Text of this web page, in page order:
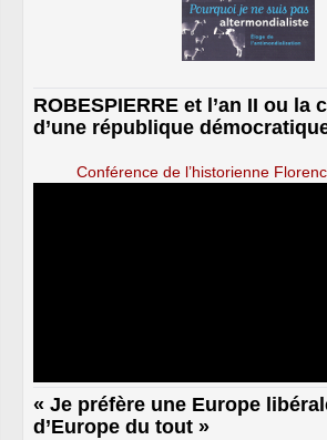
ROBESPIERRE et l’an II ou la
d’une république
Conférence de l’historienne
« Je préfère une Europe
d’Europe du tout »